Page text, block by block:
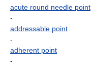
acute round needle point
-
addressable point
-
adherent point
-